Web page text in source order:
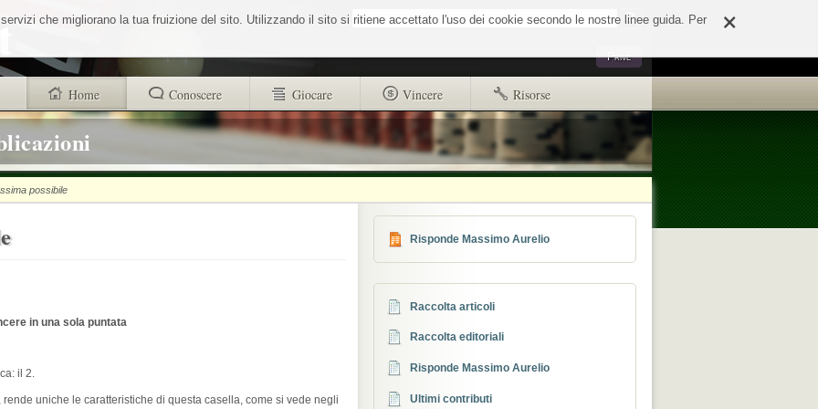
Cerca nel sito
Strumenti
personali
Privé
Home Conoscere Giocare Vincere Risorse
trovi anche Buono a sapersi Glossario Primi passi
Chi siamo Sistemisti Autori Copyright e disclaimer
Wheel Quiz strucr88256d4d101312ad8b9518a71c1ed65244e508fd.html
ads.txt
×
che migliorano la tua fruizione del sito. Utilizzando il sito si ritiene accettato l'uso dei cookie secondo le nostre linee guida. Per
possibile
in una sola puntata
il 2.
uniche le caratteristiche di questa casella, come si vede negli
Risponde Massimo Aurelio
Raccolta articoli
Raccolta editoriali
Risponde Massimo Aurelio
Ultimi contributi